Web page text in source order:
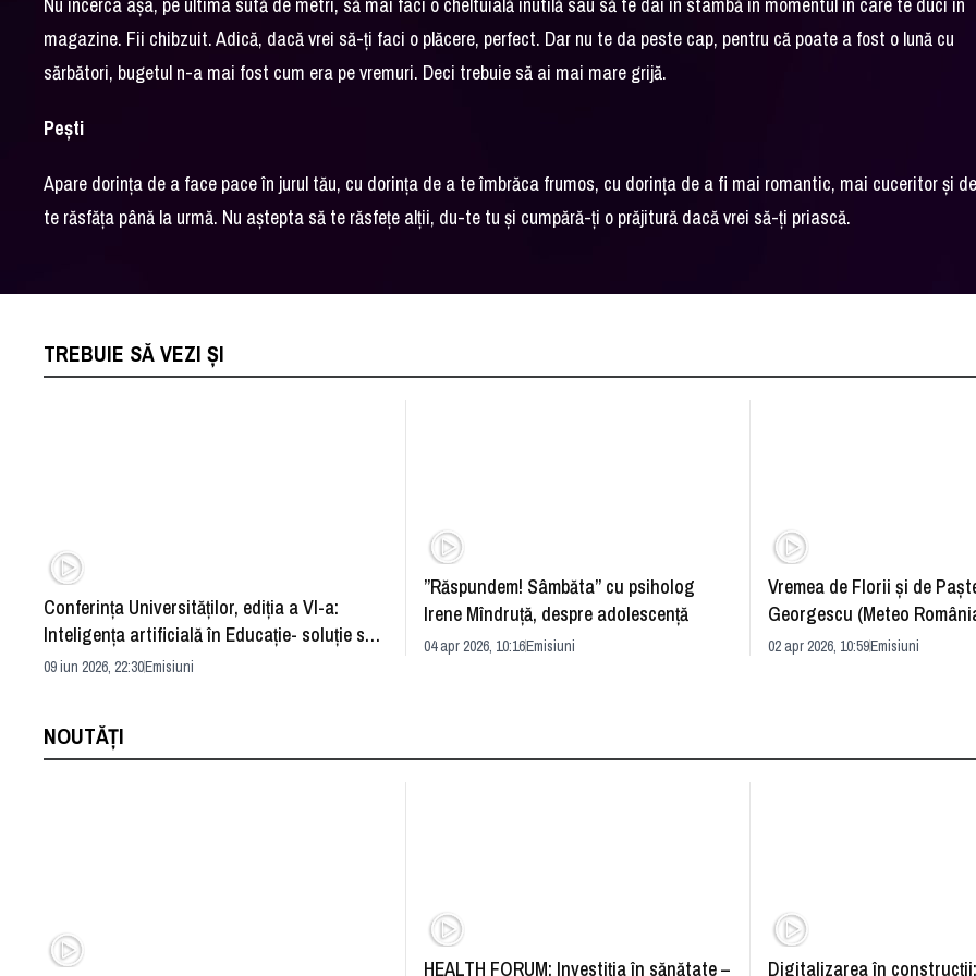
magazine. Fii chibzuit. Adică, dacă vrei să-ți faci o plăcere, perfect. Dar nu te da peste cap, pentru că poate a fost o lună cu
sărbători, bugetul n-a mai fost cum era pe vremuri. Deci trebuie să ai mai mare grijă.
Pești
Apare dorința de a face pace în jurul tău, cu dorința de a te îmbrăca frumos, cu dorința de a fi mai romantic, mai cuceritor și
te răsfăța până la urmă. Nu aștepta să te răsfețe alții, du-te tu și cumpără-ți o prăjitură dacă vrei să-ți priască.
TREBUIE SĂ VEZI ȘI
Conferința Universităților, ediția a VI-a:
Inteligența artificială în Educație- soluție sau
problemă?
09 iun 2026, 22:30Emisiuni
”Răspundem! Sâmbăta” cu psiholog
Irene Mîndruță, despre adolescență
04 apr 2026, 10:16Emisiuni
Vremea de Florii și de
Georgescu (Meteo
prognoza
02 apr 2026, 10:59Emisiuni
NOUTĂȚI
HEALTH FORUM: Investiția în sănătate – Digitalizarea în